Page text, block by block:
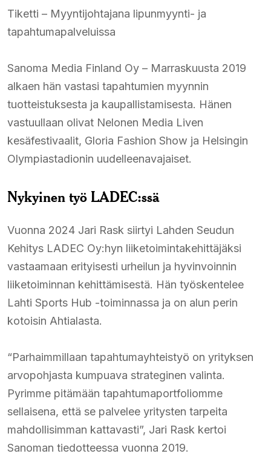
Tiketti – Myyntijohtajana lipunmyynti- ja
tapahtumapalveluissa​
Sanoma Media Finland Oy – Marraskuusta 2019
alkaen hän vastasi tapahtumien myynnin
tuotteistuksesta ja kaupallistamisesta. Hänen
vastuullaan olivat Nelonen Media Liven
kesäfestivaalit, Gloria Fashion Show ja Helsingin
Olympiastadionin uudelleenavajaiset.​
Nykyinen työ LADEC:ssä
Vuonna 2024 Jari Rask siirtyi Lahden Seudun
Kehitys LADEC Oy:hyn liiketoimintakehittäjäksi
vastaamaan erityisesti urheilun ja hyvinvoinnin
liiketoiminnan kehittämisestä. Hän työskentelee
Lahti Sports Hub -toiminnassa ja on alun perin
kotoisin Ahtialasta.​
“Parhaimmillaan tapahtumayhteistyö on yrityksen
arvopohjasta kumpuava strateginen valinta.
Pyrimme pitämään tapahtumaportfoliomme
sellaisena, että se palvelee yritysten tarpeita
mahdollisimman kattavasti”, Jari Rask kertoi
Sanoman tiedotteessa vuonna 2019.​